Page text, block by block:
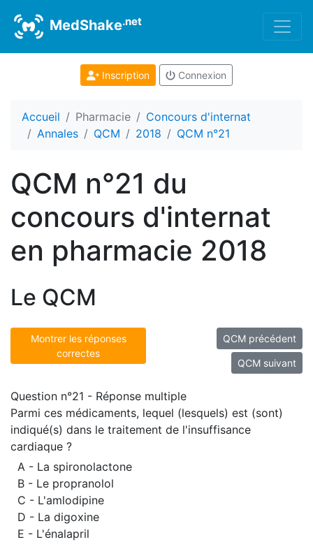
MedShake.net
Inscription Connexion
Accueil Pharmacie
Concours d'internat
Annales
QCM 2018 QCM n°21
QCM n°21 du
concours d'internat
en pharmacie 2018
Le QCM
Montrer les réponses
correctes
QCM précédent
QCM suivant
Question n°21 - Réponse multiple
Parmi ces médicaments, lequel (lesquels) est (sont)
indiqué(s) dans le traitement de l'insuffisance
cardiaque ?
A - La spironolactone
B - Le propranolol
C - L'amlodipine
D - La digoxine
E - L'énalapril